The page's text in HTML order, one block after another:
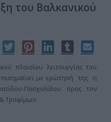
του Βαλκανικού
πλαισίου λειτουργίας του
με ερώτησή της η
Πασχαλίδου προς τον
Τροφίμων.